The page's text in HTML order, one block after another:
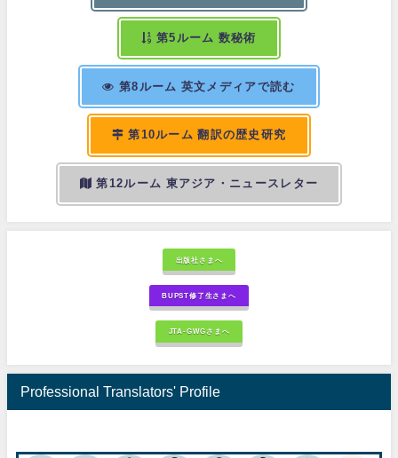
第5ルーム 数秘術
第8ルーム 英文メディアで読む
第10ルーム 翻訳の歴史研究
第12ルーム 東アジア・ニュースレター
出版社さまへ
BUPST修了生さまへ
JTA-GWGさまへ
Professional Translators' Profile